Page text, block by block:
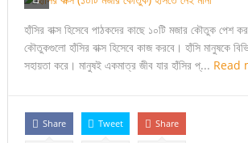
হাঁসির বাক্স হিসেবে পাঠকদের কাছে ১০টি মজার কৌতুক
কৌতুকগুলো হাঁসির বাক্স হিসেবে কাজ করবে। হাঁসি মানুষকে
সহায়তা করে। মানুষই একমাত্র জীব যার হাঁসির প্... Read
Share Tweet Share